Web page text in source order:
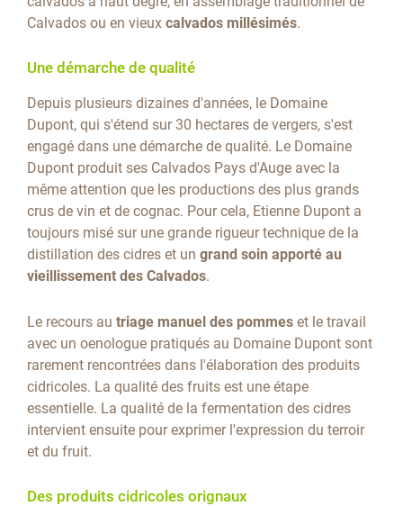
Calvados ou en vieux calvados millésimés.
Une démarche de qualité
Depuis plusieurs dizaines d'années, le Domaine
Dupont, qui s'étend sur 30 hectares de vergers, s'est
engagé dans une démarche de qualité. Le Domaine
Dupont produit ses Calvados Pays d'Auge avec la
même attention que les productions des plus grands
crus de vin et de cognac. Pour cela, Etienne Dupont a
toujours misé sur une grande rigueur technique de la
distillation des cidres et un grand soin apporté au
vieillissement des Calvados.
Le recours au triage manuel des pommes et le travail
avec un oenologue pratiqués au Domaine Dupont sont
rarement rencontrées dans l'élaboration des produits
cidricoles. La qualité des fruits est une étape
essentielle. La qualité de la fermentation des cidres
intervient ensuite pour exprimer l'expression du terroir
et du fruit.
Des produits cidricoles orignaux